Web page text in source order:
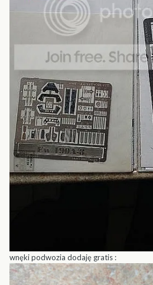
wnęki podwozia dodaję gratis :